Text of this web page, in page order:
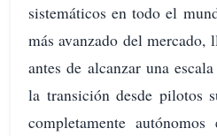
sistemáticos en todo el
más avanzado del mercado,
antes de alcanzar una
la transición desde pilotos
completamente